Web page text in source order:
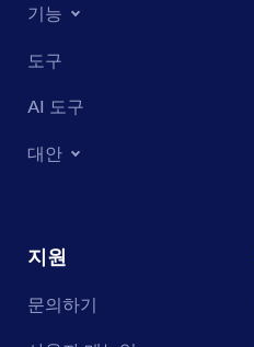
기능
도구
AI 도구
대안
지원
문의하기